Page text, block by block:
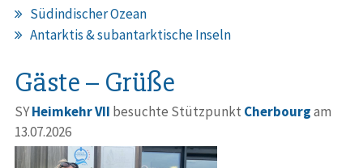
Südindischer Ozean
Antarktis & subantarktische Inseln
Gäste – Grüße
SYHeimkehr VII besuchte Stützpunkt Cherbourgam
13.07.2026